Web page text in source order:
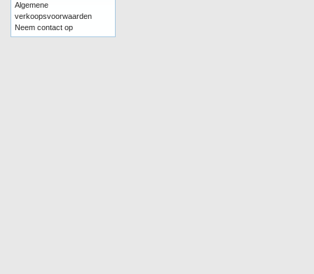
Algemene
verkoopsvoorwaarden
Neem contact op